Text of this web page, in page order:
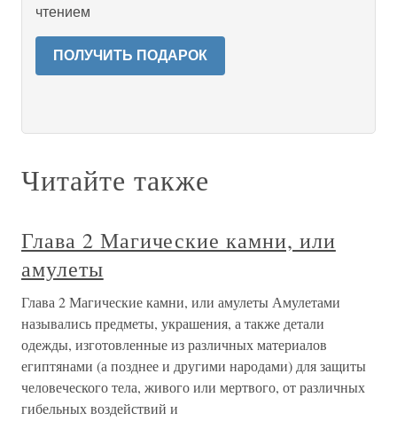
чтением
ПОЛУЧИТЬ ПОДАРОК
Читайте также
Глава 2 Магические камни, или
амулеты
Глава 2 Магические камни, или амулеты Амулетами
назывались предметы, украшения, а также детали
одежды, изготовленные из различных материалов
египтянами (а позднее и другими народами) для защиты
человеческого тела, живого или мертвого, от различных
гибельных воздействий и